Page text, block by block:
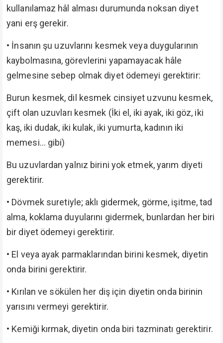
kullanılamaz hâl alması durumunda noksan diyet
yani erş gerekir.
• İnsanın şu uzuvlarını kesmek veya duygularının
kaybolmasına, görevlerini yapamayacak hâle
gelmesine sebep olmak diyet ödemeyi gerektirir:
Burun kesmek, dil kesmek cinsiyet uzvunu kesmek,
çift olan uzuvları kesmek (İki el, iki ayak, iki göz, iki
kaş, iki dudak, iki kulak, iki yumurta, kadının iki
memesi... gibi)
Bu uzuvlardan yalnız birini yok etmek, yarım diyeti
gerektirir.
• Dövmek suretiyle; aklı gidermek, görme, işitme, tad
alma, koklama duyularını gidermek, bunlardan her biri
bir diyet ödemeyi gerektirir.
• El veya ayak parmaklarından birini kesmek, diyetin
onda birini gerektirir.
• Kırılan ve sökülen her diş için diyetin onda birinin
yarısını vermeyi gerektirir.
• Kemiği kırmak, diyetin onda biri tazminatı gerektirir.